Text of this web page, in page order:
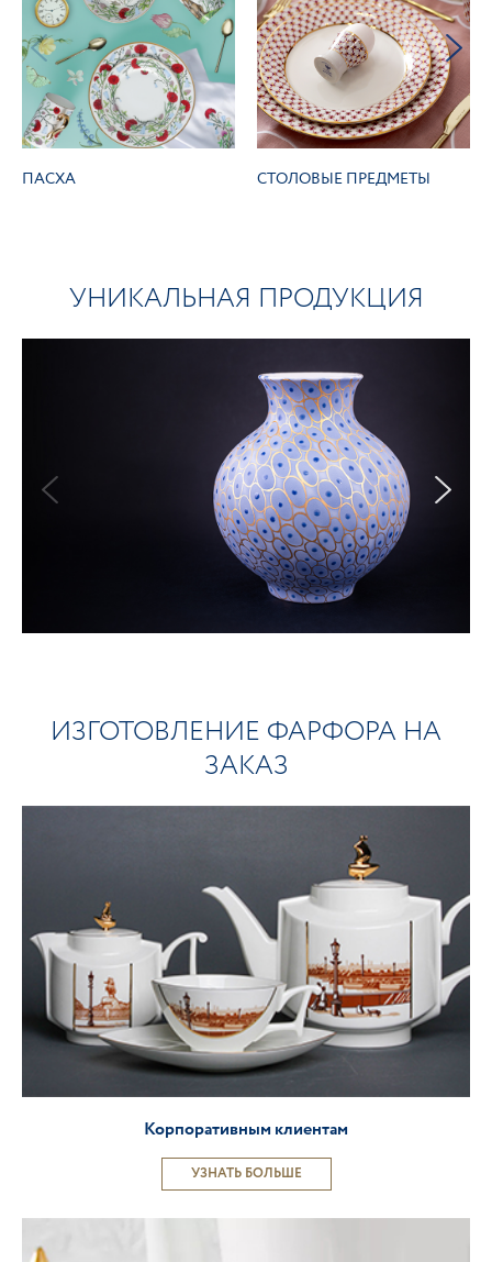
ПАСХА СТОЛОВЫЕ ПРЕДМЕТЫ
УНИКАЛЬНАЯ ПРОДУКЦИЯ
ИЗГОТОВЛЕНИЕ ФАРФОРА НА
ЗАКАЗ
Корпоративным клиентам
УЗНАТЬ БОЛЬШЕ